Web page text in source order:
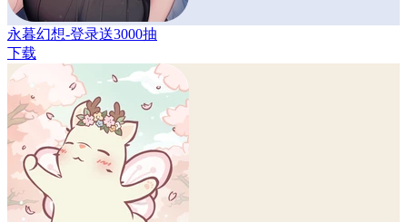
永暮幻想-登录送3000抽
下载